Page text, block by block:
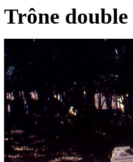
Trône double